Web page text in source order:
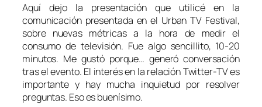
Aquí dejo la presentación que utilicé en la
comunicación presentada en el Urban TV Festival,
sobre nuevas métricas a la hora de medir el
consumo de televisión. Fue algo sencillito, 10-20
minutos. Me gustó porque… generó conversación
tras el evento. El interés en la relación Twitter-TV es
importante y hay mucha inquietud por resolver
preguntas. Eso es buenísimo.